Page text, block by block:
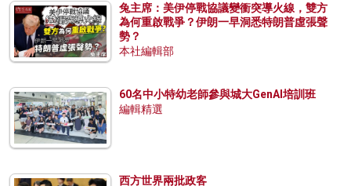
兔主席：美伊停戰協議變衝突導火線，雙方
為何重啟戰爭？伊朗一早洞悉特朗普虛張聲
勢？
本社編輯部
60名中小特幼老師參與城大GenAI培訓班
編輯精選
西方世界兩批政客